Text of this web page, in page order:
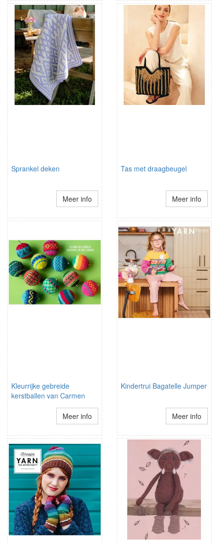
Sprankel deken
Meer info
Tas met draagbeugel
Meer info
Kleurrijke gebreide
kerstballen van Carmen
Meer info
Kindertrui Bagatelle Jumper
Meer info